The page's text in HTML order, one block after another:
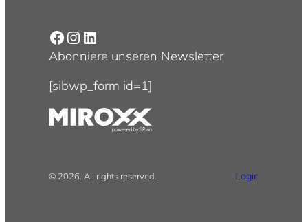
Facebook Instagram LinkedIn
Abonniere unseren Newsletter
[sibwp_form id=1]
© 2026. All rights reserved. Login